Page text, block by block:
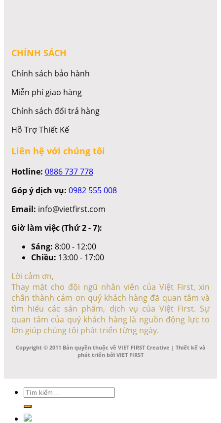
CHÍNH SÁCH
Chính sách bảo hành
Miễn phí giao hàng
Chính sách đổi trả hàng
Hỗ Trợ Thiết Kế
Liên hệ với chúng tôi
Hotline: 0886 737 778
Góp ý dịch vụ: 0982 555 008
Email: info@vietfirst.com
Giờ làm việc (Thứ 2 - 7):
Sáng: 8:00 - 12:00
Chiều: 13:00 - 17:00
Lời cảm ơn,
Thay mặt cho đội ngũ nhân viên của Việt First, xin
chân thành cảm ơn quý khách hàng đã quan tâm và
tìm hiểu các sản phẩm, dịch vụ của Việt First. Sự
quan tâm của quý khách hàng là nguồn động lực to
lớn giúp chúng tôi phát triển từng ngày.
Copyright © 2011 Bản quyền thuộc về VIET FIRST Creative | Thiết kế và
phát triển bởi VIET FIRST
Tìm
kiếm: